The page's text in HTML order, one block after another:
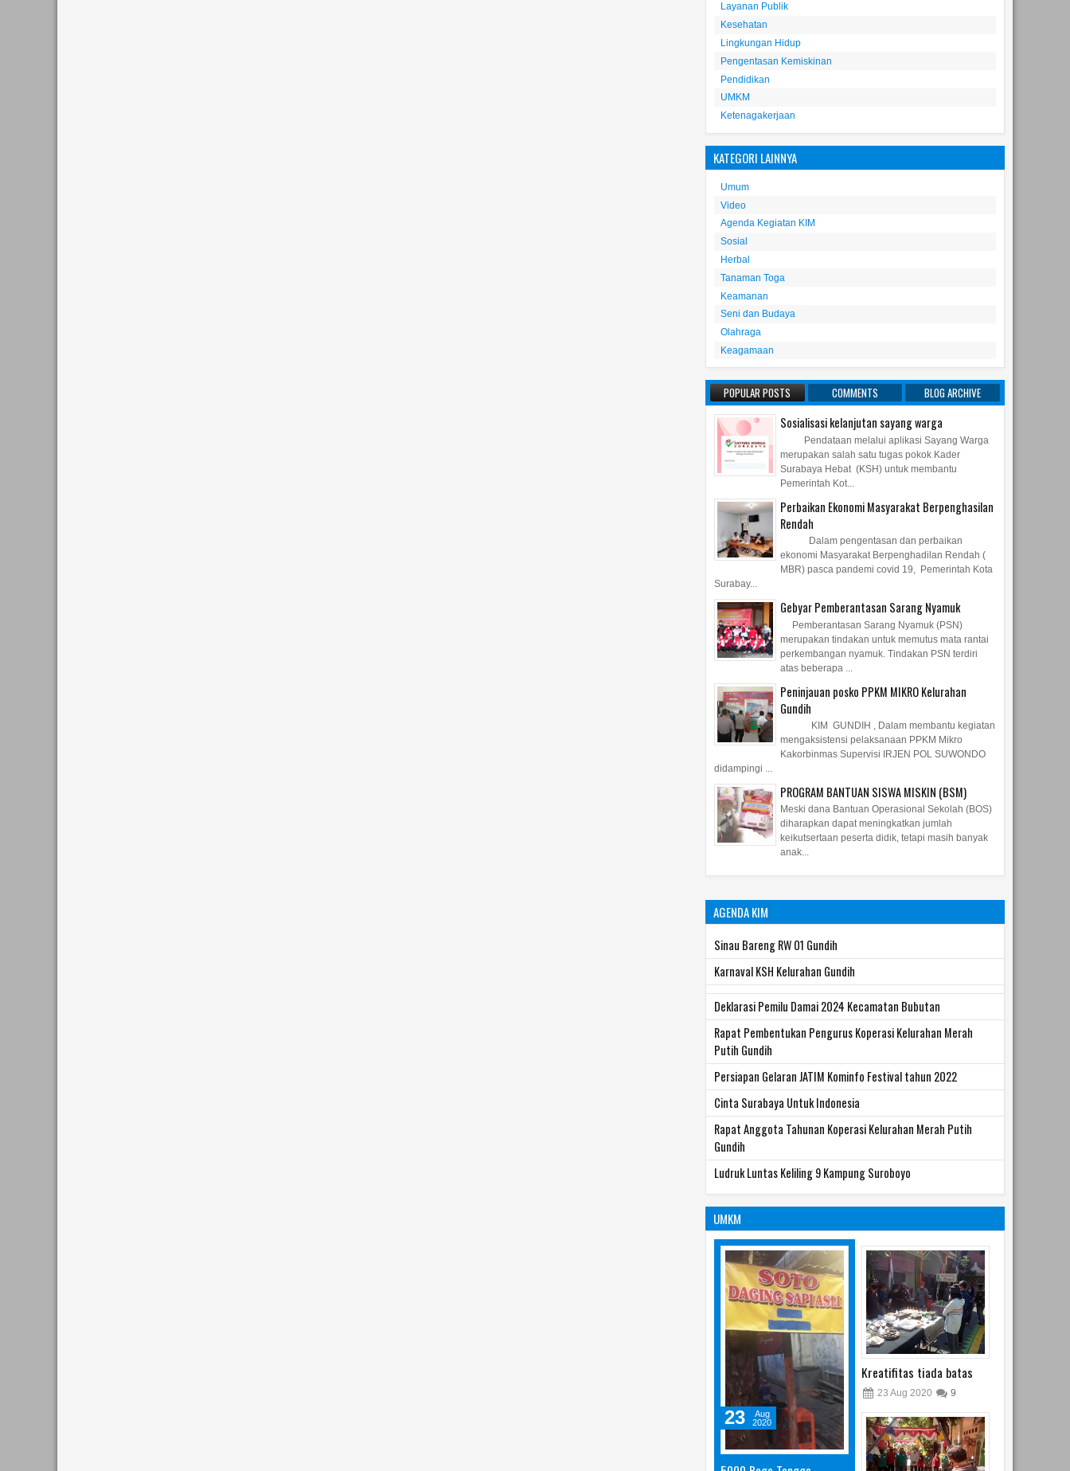
Layanan Publik
Kesehatan
Lingkungan Hidup
Pengentasan Kemiskinan
Pendidikan
UMKM
Ketenagakerjaan
KATEGORI LAINNYA
Umum
Video
Agenda Kegiatan KIM
Sosial
Herbal
Tanaman Toga
Keamanan
Seni dan Budaya
Olahraga
Keagamaan
POPULAR POSTS COMMENTS BLOG ARCHIVE
Sosialisasi kelanjutan sayang warga
Pendataan melalui aplikasi Sayang Warga
merupakan salah satu tugas pokok Kader
Surabaya Hebat (KSH) untuk membantu
Pemerintah Kot...
Perbaikan Ekonomi Masyarakat Berpenghasilan
Rendah
Dalam pengentasan dan perbaikan
ekonomi Masyarakat Berpenghadilan Rendah (
MBR) pasca pandemi covid 19, Pemerintah Kota
Surabay...
Gebyar Pemberantasan Sarang Nyamuk
Pemberantasan Sarang Nyamuk (PSN)
merupakan tindakan untuk memutus mata rantai
perkembangan nyamuk. Tindakan PSN terdiri
atas beberapa ...
Peninjauan posko PPKM MIKRO Kelurahan
Gundih
KIM GUNDIH , Dalam membantu kegiatan
mengaksistensi pelaksanaan PPKM Mikro
Kakorbinmas Supervisi IRJEN POL SUWONDO
didampingi ...
PROGRAM BANTUAN SISWA MISKIN (BSM)
Meski dana Bantuan Operasional Sekolah (BOS)
diharapkan dapat meningkatkan jumlah
keikutsertaan peserta didik, tetapi masih banyak
anak...
AGENDA KIM
Sinau Bareng RW 01 Gundih
Karnaval KSH Kelurahan Gundih
Deklarasi Pemilu Damai 2024 Kecamatan Bubutan
Rapat Pembentukan Pengurus Koperasi Kelurahan Merah
Putih Gundih
Persiapan Gelaran JATIM Kominfo Festival tahun 2022
Cinta Surabaya Untuk Indonesia
Rapat Anggota Tahunan Koperasi Kelurahan Merah Putih
Gundih
Ludruk Luntas Keliling 9 Kampung Suroboyo
UMKM
23
Aug
2020
Kreatifitas tiada batas
23 Aug 2020 9